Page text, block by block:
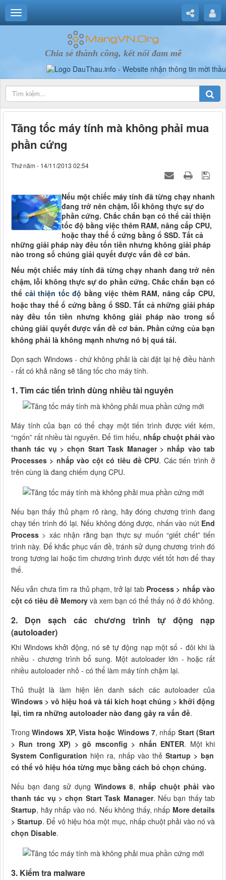
Chia sẻ thành công, kết nối đam mê
Tăng tốc máy tính mà không phải mua
phần cứng
Thứ năm - 14/11/2013 02:54
Nếu một chiếc máy tính đã từng chạy nhanh
đang trở nên chậm, lỗi không thực sự do
phần cứng. Chắc chắn bạn có thể cải thiện
tốc độ bằng việc thêm RAM, nâng cấp CPU,
hoặc thay thế ổ cứng bằng ổ SSD. Tất cả
những giải pháp này đều tốn tiền nhưng không giải pháp
nào trong số chúng giải quyết được vấn đề cơ bản.
Nếu một chiếc máy tính đã từng chạy nhanh đang trở nên
chậm, lỗi không thực sự do phần cứng. Chắc chắn bạn có
thể cải thiện tốc độ bằng việc thêm RAM, nâng cấp CPU,
hoặc thay thế ổ cứng bằng ổ SSD. Tất cả những giải pháp
này đều tốn tiền nhưng không giải pháp nào trong số
chúng giải quyết được vấn đề cơ bản. Phần cứng của bạn
không phải là không mạnh nhưng nó bị quá tải.
Dọn sạch Windows - chứ không phải là cài đặt lại hệ điều hành
- rất có khả năng sẽ tăng tốc cho máy tính.
1. Tìm các tiến trình dùng nhiều tài nguyên
Máy tính của bạn có thể chạy một tiến trình được viết kém,
“ngốn” rất nhiều tài nguyên. Để tìm hiểu, nhấp chuột phải vào
thanh tác vụ > chọn Start Task Manager > nhấp vào tab
Processes > nhấp vào cột có tiêu đề CPU. Các tiến trình ở
trên cùng là đang chiếm dụng CPU.
Nếu bạn thấy thủ phạm rõ ràng, hãy đóng chương trình đang
chạy tiến trình đó lại. Nếu không đóng được, nhấn vào nútEnd
Process > xác nhận rằng bạn thực sự muốn “giết chết” tiến
trình này. Để khắc phục vấn đề, tránh sử dụng chương trình đó
trong tương lai hoặc tìm chương trình được viết tốt hơn để thay
thế.
Nếu vẫn chưa tìm ra thủ phạm, trở lại tab Process > nhấp vào
cột có tiêu đề Memory và xem bạn có thể thấy nó ở đó không.
2. Dọn sạch các chương trình tự động nạp
(autoloader)
Khi Windows khởi động, nó sẽ tự động nạp một số - đôi khi là
nhiều - chương trình bổ sung. Một autoloader lớn - hoặc rất
nhiều autoloader nhỏ - có thể làm máy tính chậm lại.
Thủ thuật là làm hiện lên danh sách các autoloader của
Windows > vô hiệu hoá và tái kích hoạt chúng > khởi động
lại, tìm ra những autoloader nào đang gây ra vấn đề.
Trong Windows XP, Vista hoặc Windows 7, nhấp Start (Start
> Run trong XP) > gõ msconfig > nhấn ENTER. Một khi
System Configuration hiện ra, nhấp vào thẻ Startup > bạn
có thể vô hiệu hóa từng mục bằng cách bỏ chọn chúng.
Nếu bạn đang sử dụng Windows 8,nhấp chuột phải vào
thanh tác vụ > chọn Start Task Manager. Nếu bạn thấy tab
Startup, hãy nhấp vào nó. Nếu không thấy, nhấp More details
> Startup. Để vô hiệu hóa một mục, nhấp chuột phải vào nó và
chọn Disable.
3. Kiểm tra malware